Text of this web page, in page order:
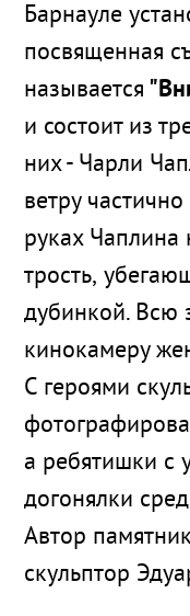
Барнауле
посвященная
называется
и состоит из
них - Чарли
ветру
руках Чаплина
трость,
дубинкой. Всю
кинокамеру
С героями
а ребятишки с
догонялки
Автор
скульптор